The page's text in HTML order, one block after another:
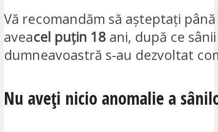
Vă recomandăm să așteptați
aveacel puțin 18 ani, după ce sânii
dumneavoastră s-au dezvoltat
Nu aveți nicio anomalie a